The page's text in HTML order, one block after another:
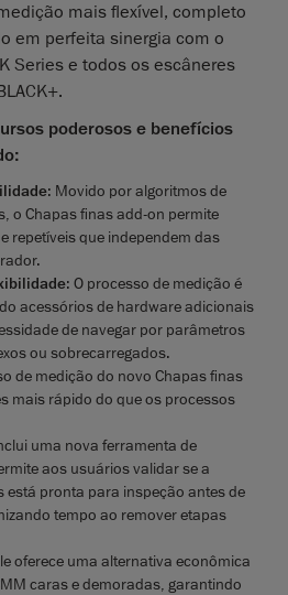
mais flexível, completo
em perfeita sinergia com o
Series e todos os escâneres
poderosos e benefícios
: Movido por algoritmos de
o Chapas finas add-on permite
repetíveis que independem das
: O processo de medição é
acessórios de hardware adicionais
de navegar por parâmetros
ou sobrecarregados.
de medição do novo Chapas finas
mais rápido do que os processos
uma nova ferramenta de
aos usuários validar se a
está pronta para inspeção antes de
tempo ao remover etapas
oferece uma alternativa econômica
caras e demoradas, garantindo